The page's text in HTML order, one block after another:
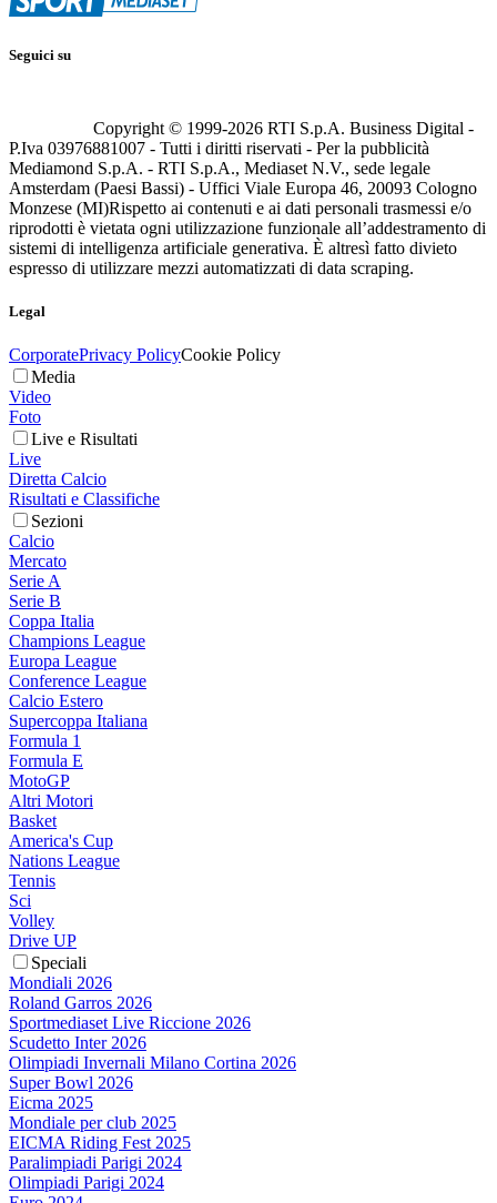
Seguici su
Copyright © 1999-2026 RTI S.p.A. Business Digital -
P.Iva 03976881007 - Tutti i diritti riservati - Per la pubblicità
Mediamond S.p.A. - RTI S.p.A., Mediaset N.V., sede legale
Amsterdam (Paesi Bassi) - Uffici Viale Europa 46, 20093 Cologno
Monzese (MI)Rispetto ai contenuti e ai dati personali trasmessi e/o
riprodotti è vietata ogni utilizzazione funzionale all’addestramento di
sistemi di intelligenza artificiale generativa. È altresì fatto divieto
espresso di utilizzare mezzi automatizzati di data scraping.
Legal
CorporatePrivacy PolicyCookie Policy
Media
Video
Foto
Live e Risultati
Live
Diretta Calcio
Risultati e Classifiche
Sezioni
Calcio
Mercato
Serie A
Serie B
Coppa Italia
Champions League
Europa League
Conference League
Calcio Estero
Supercoppa Italiana
Formula 1
Formula E
MotoGP
Altri Motori
Basket
America's Cup
Nations League
Tennis
Sci
Volley
Drive UP
Speciali
Mondiali 2026
Roland Garros 2026
Sportmediaset Live Riccione 2026
Scudetto Inter 2026
Olimpiadi Invernali Milano Cortina 2026
Super Bowl 2026
Eicma 2025
Mondiale per club 2025
EICMA Riding Fest 2025
Paralimpiadi Parigi 2024
Olimpiadi Parigi 2024